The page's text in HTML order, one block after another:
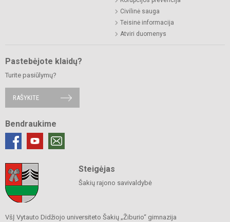
Civilinė sauga
Teisinė informacija
Atviri duomenys
Pastebėjote klaidų?
Turite pasiūlymų?
RAŠYKITE
Bendraukime
Steigėjas
Šakių rajono savivaldybė
VšĮ Vytauto Didžiojo universiteto Šakių „Žiburio“ gimnazija